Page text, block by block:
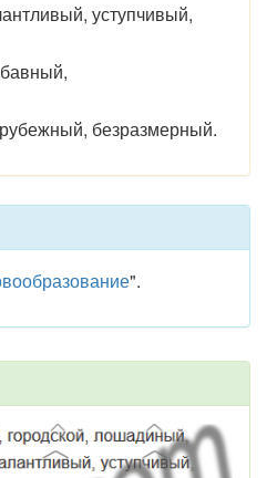
уступчивый,
безразмерный.
".